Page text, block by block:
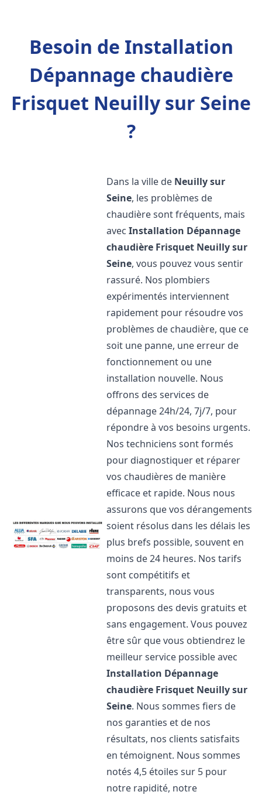
Besoin de Installation
Dépannage chaudière
Frisquet Neuilly sur Seine
?
Dans la ville de Neuilly sur
Seine, les problèmes de
chaudière sont fréquents, mais
avecInstallation Dépannage
chaudière Frisquet Neuilly sur
Seine, vous pouvez vous sentir
rassuré. Nos plombiers
expérimentés interviennent
rapidement pour résoudre vos
problèmes de chaudière, que ce
soit une panne, une erreur de
fonctionnement ou une
installation nouvelle. Nous
offrons des services de
dépannage 24h/24, 7j/7, pour
répondre à vos besoins urgents.
Nos techniciens sont formés
pour diagnostiquer et réparer
vos chaudières de manière
efficace et rapide. Nous nous
assurons que vos dérangements
soient résolus dans les délais les
plus brefs possible, souvent en
moins de 24 heures. Nos tarifs
sont compétitifs et
transparents, nous vous
proposons des devis gratuits et
sans engagement. Vous pouvez
être sûr que vous obtiendrez le
meilleur service possible avec
Installation Dépannage
chaudière Frisquet Neuilly sur
Seine. Nous sommes fiers de
nos garanties et de nos
résultats, nos clients satisfaits
en témoignent. Nous sommes
notés 4,5 étoiles sur 5 pour
notre rapidité, notre